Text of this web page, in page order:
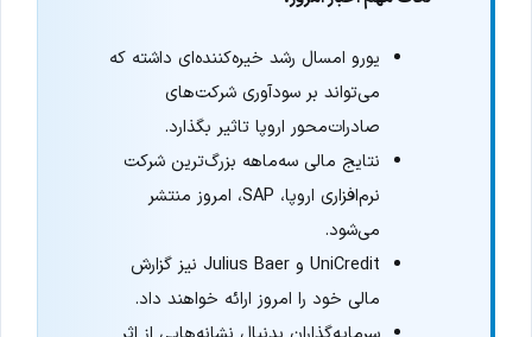
یورو امسال رشد خیره‌کننده‌ای داشته که
می‌تواند بر سودآوری شرکت‌های
صادرات‌محور اروپا تاثیر بگذارد.
نتایج مالی سه‌ماهه بزرگ‌ترین شرکت
نرم‌افزاری اروپا، SAP، امروز منتشر
می‌شود.
UniCredit و Julius Baer نیز گزارش
مالی خود را امروز ارائه خواهند داد.